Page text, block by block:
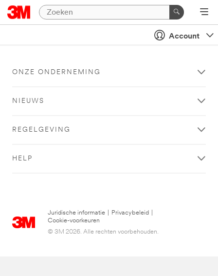
Account
ONZE ONDERNEMING
NIEUWS
REGELGEVING
HELP
Juridische informatie Privacybeleid
Cookie-voorkeuren
© 3M 2026. Alle rechten voorbehouden.